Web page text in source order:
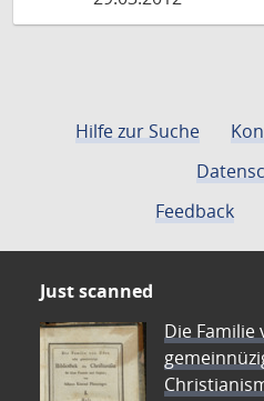
Hilfe zur Suche
Feedback
Just scanned
Die Familie